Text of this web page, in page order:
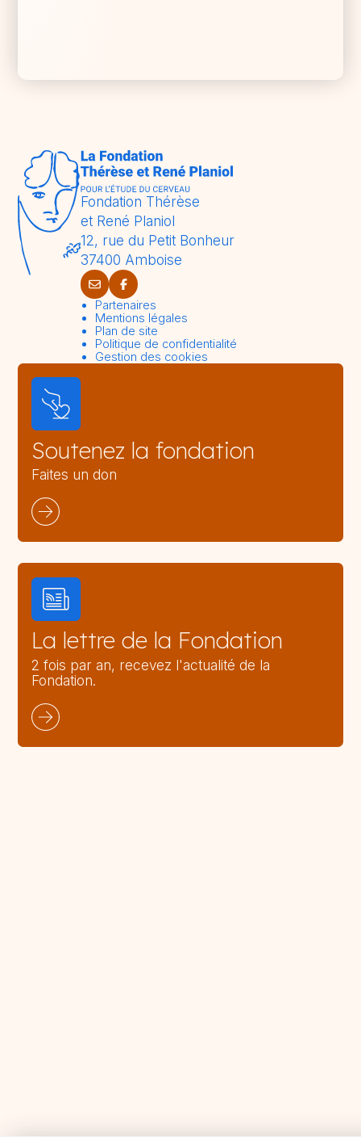
Fondation Thérèse
et René Planiol
12, rue du Petit Bonheur
37400 Amboise
Partenaires
Mentions légales
Plan de site
Politique de confidentialité
Gestion des cookies
Soutenez la fondation
Faites un don
La lettre de la Fondation
2 fois par an, recevez l'actualité de la
Fondation.